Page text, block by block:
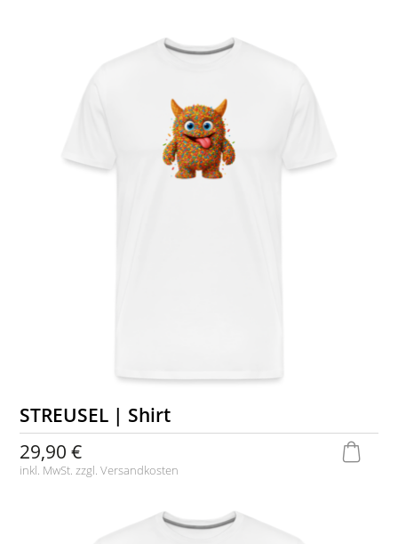
STREUSEL | Shirt
29,90 €
inkl. MwSt. zzgl.Versandkosten